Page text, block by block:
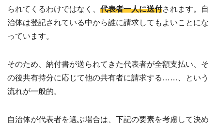
られてくるわけではなく、 代表者一人に送付されます。自
治体は登記されている中から誰に請求してもよいことにな
っています。
そのため、納付書が送られてきた代表者が全額支払い、そ
の後共有持分に応じて他の共有者に請求する……、という
流れが一般的。
自治体が代表者を選ぶ場合は、下記の要素を考慮して決め